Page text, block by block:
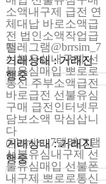
소액내구제 급전 연
체대납 바로소액급
전 법인소액작업급
전
거래상태 : 거래진
행중
텔레그램@brrsim_7
선불유심내구제 선
불유심매입 뽀로로
통신 주부소액급전
바로급전 선불유심
구매 급전인터넷무
담보소액 막심삽니
다
거래상태 : 거래진
행중
@brrsim_7텔레그램
선불유심내구제 선
불유심매입 선불폰
내구제 뽀로로통신